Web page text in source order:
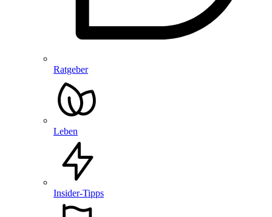
Ratgeber
Leben
Insider-Tipps